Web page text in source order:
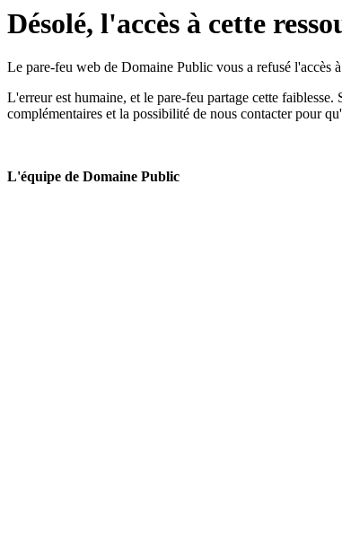
Désolé, l'accès à cette
Le pare-feu web de Domaine Public vous a refusé l'accès
L'erreur est humaine, et le pare-feu partage cette
complémentaires et la possibilité de nous contacter pour
L'équipe de Domaine Public